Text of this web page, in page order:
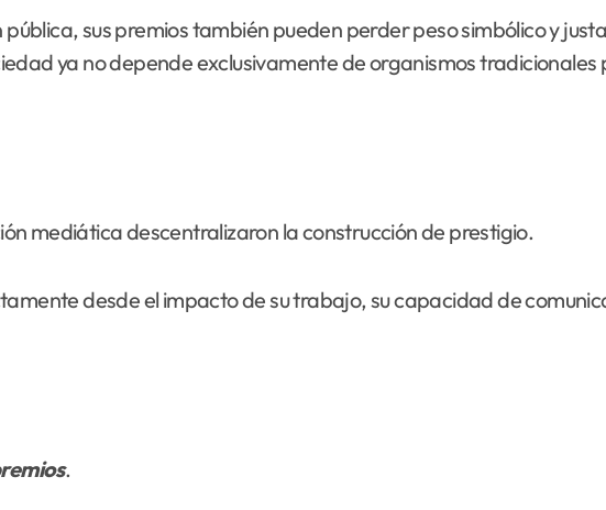
sus premios también pueden perder peso simbólico y
ya no depende exclusivamente de organismos
mediática descentralizaron la construcción de prestigio.
desde el impacto de su trabajo, su capacidad de
.